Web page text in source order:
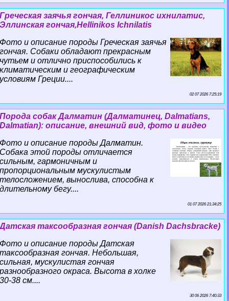
Греческая заячья гончая, Геллиникос ихнилатис,
Эллинская гончая,Hellinikos Ichnilatis
Фото и описание породы Греческая заячья
гончая. Собаки обладают прекрасным
чутьем и отлично приспособились к
климатическим и географическим
условиям Греции....
02 07 2026 7:25:19
Порода собак Далматин (Далматинец, Dalmatians,
Dalmatian): описание, внешний вид, фото и видео
Фото и описание породы Далматин.
Собака этой породы отличается
сильным, гармоничным и
пропорциональным мускулистым
телосложением, вынослива, способна к
длительному бегу....
01 07 2026 21:34:25
Датская таксообразная гончая (Danish Dachsbracke)
Фото и описание породы Датская
таксообразная гончая. Небольшая,
сильная, мускулистая гончая
разнообразного окраса. Высота в холке
30-38 см....
30 06 2026 7:40:33